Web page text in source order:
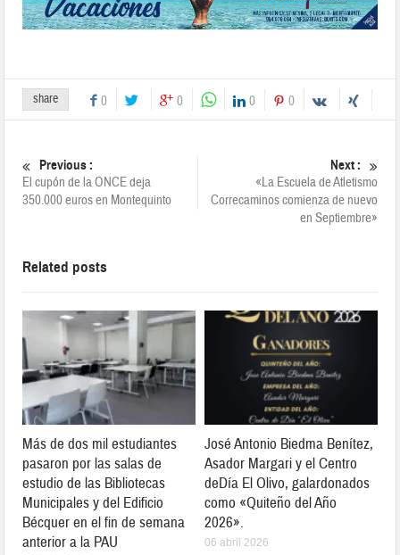
share 0 0 0 0
Previous :
El cupón de la ONCE deja
350.000 euros en Montequinto
Next :
«La Escuela de Atletismo
Correcaminos comienza de nuevo
en Septiembre»
Related posts
Más de dos mil estudiantes
pasaron por las salas de
estudio de las Bibliotecas
Municipales y del Edificio
Bécquer en el fin de semana
anterior a la PAU
José Antonio Biedma Benítez,
Asador Margari y el Centro
deDía El Olivo, galardonados
como «Quiteño del Año
2026».
06 abril 2026